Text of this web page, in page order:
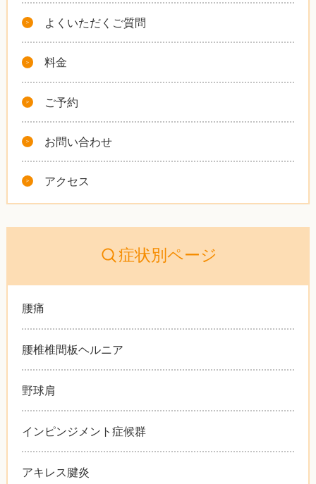
よくいただくご質問
料金
ご予約
お問い合わせ
アクセス
症状別ページ
腰痛
腰椎椎間板ヘルニア
野球肩
インピンジメント症候群
アキレス腱炎